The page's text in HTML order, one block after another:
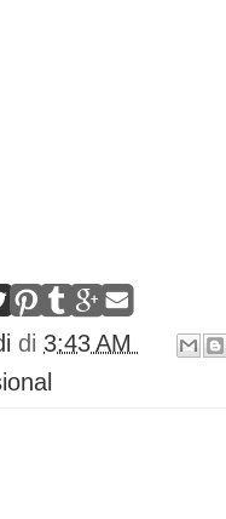
di 3:43 AM